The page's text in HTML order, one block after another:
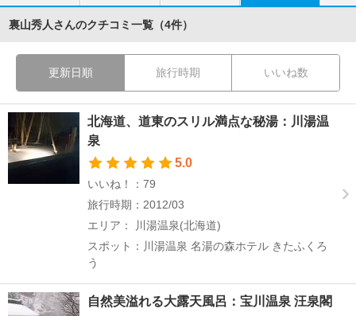
裏山秀人さんのクチコミ一覧（4件）
更新日順 旅行時期 いいね数
北海道、道東のスリル満点な秘湯：川湯温
泉
5.0
いいね！：79
旅行時期：2012/03
エリア： 川湯温泉(北海道)
スポット：川湯温泉 名湯の森ホテル きたふくろ
う
自然美溢れる大露天風呂：宝川温泉 汪泉閣